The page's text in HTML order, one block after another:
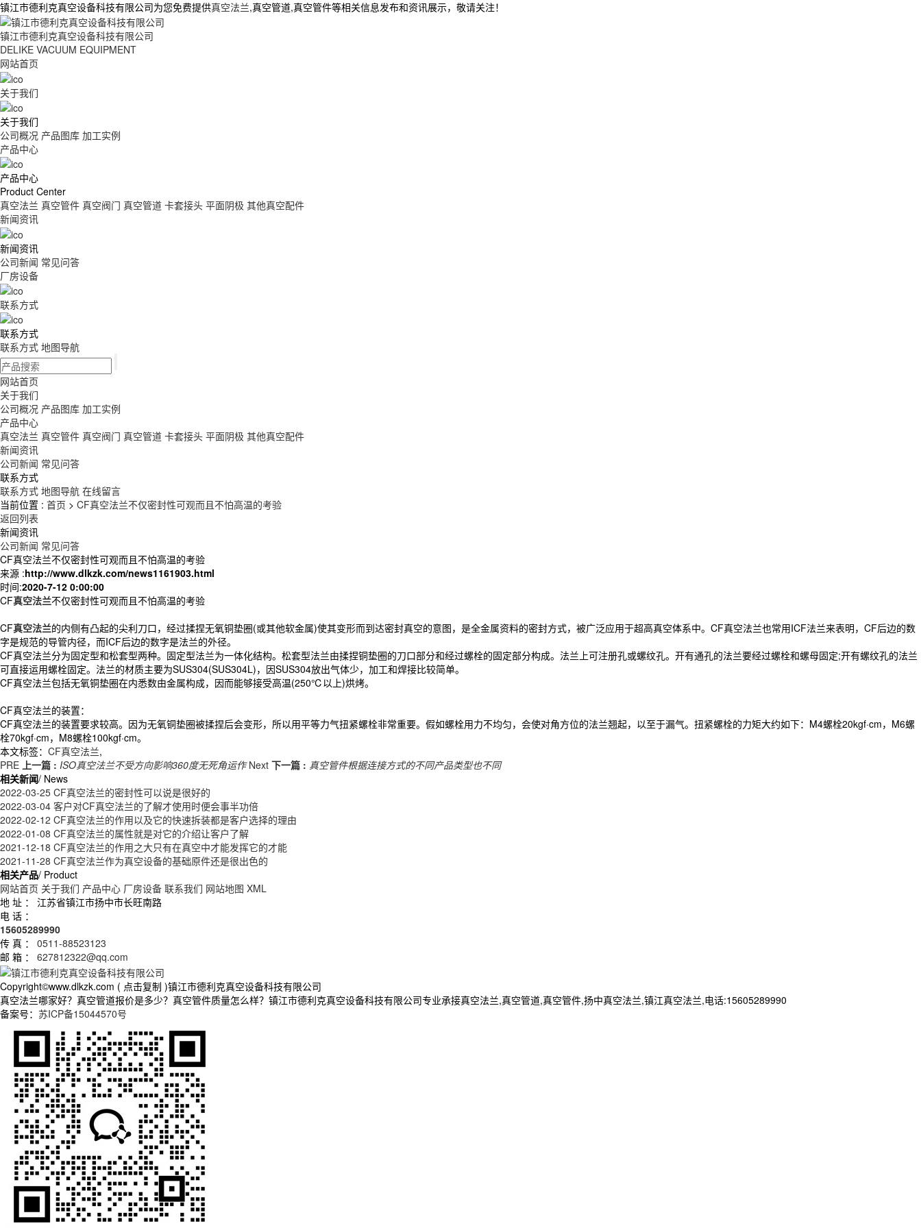
镇江市德利克真空设备科技有限公司为您免费提供真空法兰,真空管道,真空管件等相关信息发布和资讯展示，敬请关注！
镇江市德利克真空设备科技有限公司
DELIKE VACUUM EQUIPMENT
网站首页
关于我们
关于我们
公司概况 产品图库 加工实例
产品中心
产品中心
Product Center
真空法兰 真空管件 真空阀门 真空管道 卡套接头 平面阴极 其他真空配件
新闻资讯
新闻资讯
公司新闻 常见问答
厂房设备
联系方式
联系方式
联系方式 地图导航
网站首页
关于我们
公司概况 产品图库 加工实例
产品中心
真空法兰 真空管件 真空阀门 真空管道 卡套接头 平面阴极 其他真空配件
新闻资讯
公司新闻 常见问答
联系方式
联系方式 地图导航 在线留言
当前位置 : 首页 > CF真空法兰不仅密封性可观而且不怕高温的考验
返回列表
新闻资讯
公司新闻 常见问答
CF真空法兰不仅密封性可观而且不怕高温的考验
来源 :http://www.dlkzk.com/news1161903.html
时间:2020-7-12 0:00:00
CF真空法兰不仅密封性可观而且不怕高温的考验
CF真空法兰的内侧有凸起的尖利刀口，经过揉捏无氧铜垫圈(或其他软金属)使其变形而到达密封真空的意图，是全金属资料的密封方式，被广泛应用于超高真空体系中。CF真空法兰也常用ICF法兰来表明，CF后边的数
字是规范的导管内径，而ICF后边的数字是法兰的外径。
CF真空法兰分为固定型和松套型两种。固定型法兰为一体化结构。松套型法兰由揉捏铜垫圈的刀口部分和经过螺栓的固定部分构成。法兰上可注册孔或螺纹孔。开有通孔的法兰要经过螺栓和螺母固定;开有螺纹孔的法兰
可直接运用螺栓固定。法兰的材质主要为SUS304(SUS304L)，因SUS304放出气体少，加工和焊接比较简单。
CF真空法兰包括无氧铜垫圈在内悉数由金属构成，因而能够接受高温(250℃以上)烘烤。
CF真空法兰的装置：
CF真空法兰的装置要求较高。因为无氧铜垫圈被揉捏后会变形，所以用平等力气扭紧螺栓非常重要。假如螺栓用力不均匀，会使对角方位的法兰翘起，以至于漏气。扭紧螺栓的力矩大约如下：M4螺栓20kgf·cm，M6螺
栓70kgf·cm，M8螺栓100kgf·cm。
本文标签： CF真空法兰,
PRE 上一篇 : ISO真空法兰不受方向影响360度无死角运作 Next 下一篇 : 真空管件根据连接方式的不同产品类型也不同
相关新闻/ News
2022-03-25 CF真空法兰的密封性可以说是很好的
2022-03-04 客户对CF真空法兰的了解才使用时便会事半功倍
2022-02-12 CF真空法兰的作用以及它的快速拆装都是客户选择的理由
2022-01-08 CF真空法兰的属性就是对它的介绍让客户了解
2021-12-18 CF真空法兰的作用之大只有在真空中才能发挥它的才能
2021-11-28 CF真空法兰作为真空设备的基础原件还是很出色的
相关产品/ Product
网站首页 关于我们 产品中心 厂房设备 联系我们 网站地图 XML
地 址 ：
江苏省镇江市扬中市长旺南路
电 话 ：
15605289990
传 真 ：
0511-88523123
邮 箱 ：
627812322@qq.com
Copyright©www.dlkzk.com ( 点击复制 )镇江市德利克真空设备科技有限公司
真空法兰哪家好？真空管道报价是多少？真空管件质量怎么样？镇江市德利克真空设备科技有限公司专业承接真空法兰,真空管道,真空管件,扬中真空法兰,镇江真空法兰,电话:15605289990
备案号： 苏ICP备15044570号